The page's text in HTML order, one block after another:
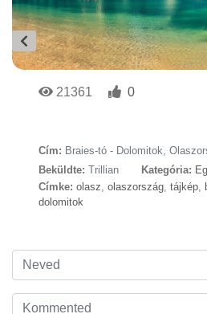
21361
0
Cím: Braies-tó - Dolomitok,
Beküldte: Trillian Kategória:
Címke: olasz olaszország tájkép
dolomitok